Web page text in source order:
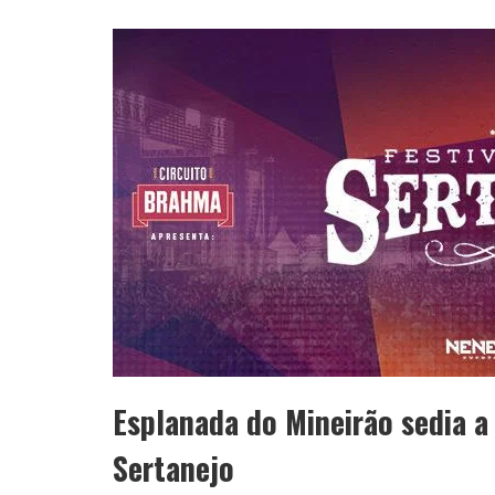
Esplanada do Mineirão sedia
Sertanejo